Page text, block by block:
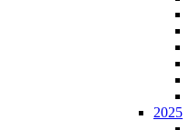
2025